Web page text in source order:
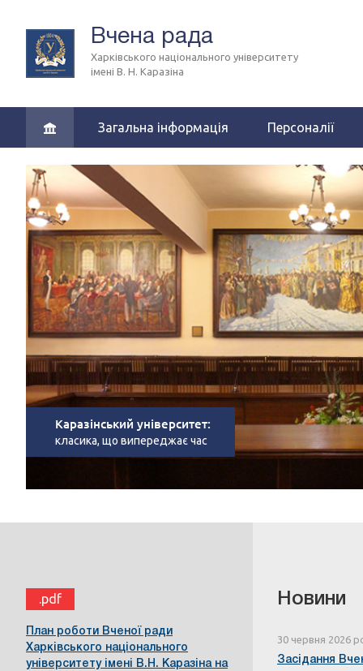
Вчена рада
Харківського національного університету
імені В. Н. Каразіна
Загальна інформація Персоналії
Каразінський університет:
класика, що випереджає час
.pdf
План роботи Вченої ради
Харківського національного
університету імені В.Н. Каразіна на
Новини
30 червня 2026
Засідання